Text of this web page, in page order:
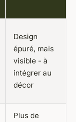
Design
épuré, mais
visible - à
intégrer au
décor
Plus de